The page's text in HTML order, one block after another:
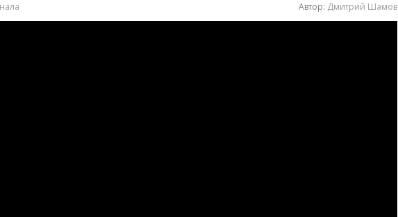
Автор: Дмитрий Шамов